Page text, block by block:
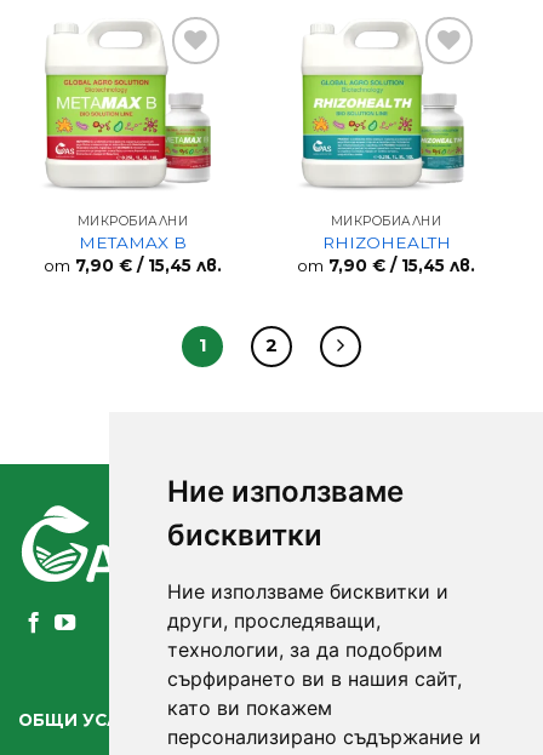
Ние използваме
бисквитки
Ние използваме бисквитки и
други, проследяващи,
технологии, за да подобрим
сърфирането ви в нашия сайт,
като ви покажем
персонализирано съдържание и
Add to
wishlist
МИКРОБИАЛНИ
METAMAX B
от 7,90 € / 15,45 лв.
Add to
wishlist
МИКРОБИАЛНИ
RHIZOHEALTH
от 7,90 € / 15,45 лв.
1 2
НОВИНИ
ОБЩИ УСЛОВИЯ